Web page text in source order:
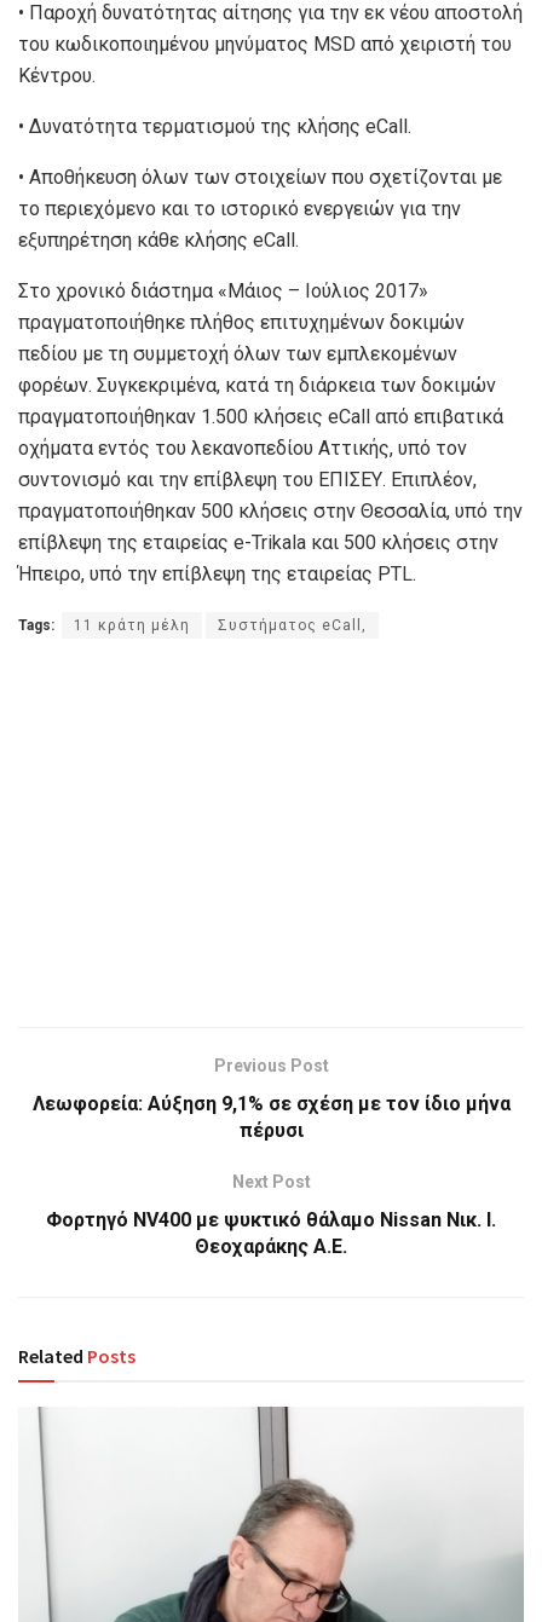
• Παροχή δυνατότητας αίτησης για την εκ νέου αποστολή
του κωδικοποιημένου μηνύματος MSD από χειριστή του
Κέντρου.
• Δυνατότητα τερματισμού της κλήσης eCall.
• Αποθήκευση όλων των στοιχείων που σχετίζονται με
το περιεχόμενο και το ιστορικό ενεργειών για την
εξυπηρέτηση κάθε κλήσης eCall.
Στο χρονικό διάστημα «Μάιος – Ιούλιος 2017»
πραγματοποιήθηκε πλήθος επιτυχημένων δοκιμών
πεδίου με τη συμμετοχή όλων των εμπλεκομένων
φορέων. Συγκεκριμένα, κατά τη διάρκεια των δοκιμών
πραγματοποιήθηκαν 1.500 κλήσεις eCall από επιβατικά
οχήματα εντός του λεκανοπεδίου Αττικής, υπό τον
συντονισμό και την επίβλεψη του ΕΠΙΣΕΥ. Επιπλέον,
πραγματοποιήθηκαν 500 κλήσεις στην Θεσσαλία, υπό την
επίβλεψη της εταιρείας e-Trikala και 500 κλήσεις στην
Ήπειρο, υπό την επίβλεψη της εταιρείας PTL.
Tags: 11 κράτη μέλη Συστήματος eCall,
Previous Post
Λεωφορεία: Αύξηση 9,1% σε σχέση με τον ίδιο μήνα
πέρυσι
Next Post
Φορτηγό NV400 με ψυκτικό θάλαμο Nissan Νικ. Ι.
Θεοχαράκης Α.Ε.
Related Posts